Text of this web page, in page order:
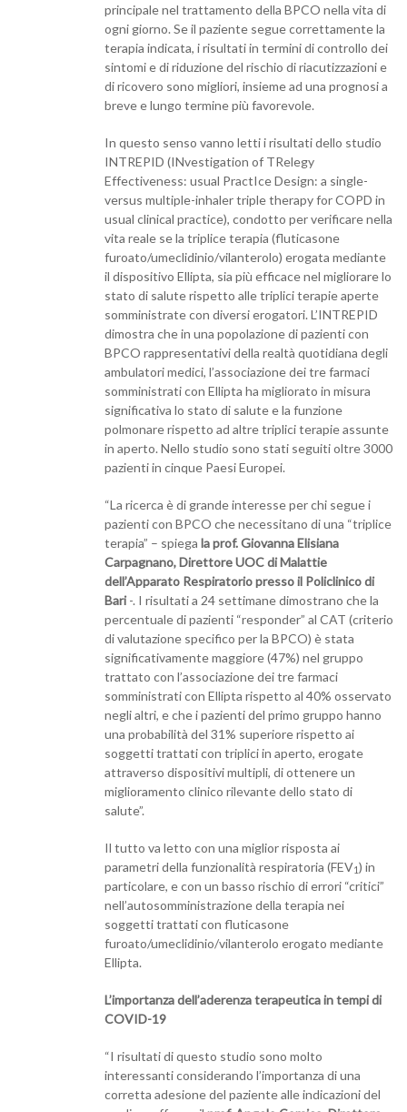
principale nel trattamento della BPCO nella vita di
ogni giorno. Se il paziente segue correttamente la
terapia indicata, i risultati in termini di controllo dei
sintomi e di riduzione del rischio di riacutizzazioni e
di ricovero sono migliori, insieme ad una prognosi a
breve e lungo termine più favorevole.
In questo senso vanno letti i risultati dello studio
INTREPID (INvestigation of TRelegy
Effectiveness: usual PractIce Design: a single-
versus multiple-inhaler triple therapy for COPD in
usual clinical practice), condotto per verificare nella
vita reale se la triplice terapia (fluticasone
furoato/umeclidinio/vilanterolo) erogata mediante
il dispositivo Ellipta, sia più efficace nel migliorare lo
stato di salute rispetto alle triplici terapie aperte
somministrate con diversi erogatori. L’INTREPID
dimostra che in una popolazione di pazienti con
BPCO rappresentativi della realtà quotidiana degli
ambulatori medici, l’associazione dei tre farmaci
somministrati con Ellipta ha migliorato in misura
significativa lo stato di salute e la funzione
polmonare rispetto ad altre triplici terapie assunte
in aperto. Nello studio sono stati seguiti oltre 3000
pazienti in cinque Paesi Europei.
“La ricerca è di grande interesse per chi segue i
pazienti con BPCO che necessitano di una “triplice
terapia” – spiega la prof. Giovanna Elisiana
Carpagnano, Direttore UOC di Malattie
dell’Apparato Respiratorio presso il Policlinico di
Bari-. I risultati a 24 settimane dimostrano che la
percentuale di pazienti “responder” al CAT (criterio
di valutazione specifico per la BPCO) è stata
significativamente maggiore (47%) nel gruppo
trattato con l’associazione dei tre farmaci
somministrati con Ellipta rispetto al 40% osservato
negli altri, e che i pazienti del primo gruppo hanno
una probabilità del 31% superiore rispetto ai
soggetti trattati con triplici in aperto, erogate
attraverso dispositivi multipli, di ottenere un
miglioramento clinico rilevante dello stato di
salute”.
Il tutto va letto con una miglior risposta ai
parametri della funzionalità respiratoria (FEV1) in
particolare, e con un basso rischio di errori “critici”
nell’autosomministrazione della terapia nei
soggetti trattati con fluticasone
furoato/umeclidinio/vilanterolo erogato mediante
Ellipta.
L’importanza dell’aderenza terapeutica in tempi di
COVID-19
“I risultati di questo studio sono molto
interessanti considerando l’importanza di una
corretta adesione del paziente alle indicazioni del